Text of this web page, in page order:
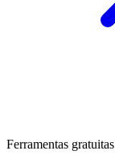
Ferramentas gratuitas